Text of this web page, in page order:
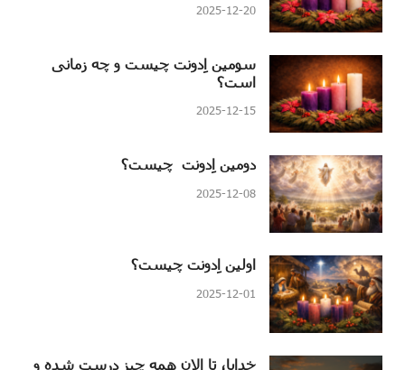
2025-12-20
سومین اِدونت چیست و چه زمانی
است؟
2025-12-15
دومین اِدونت چیست؟
2025-12-08
اولین اِدونت چیست؟
2025-12-01
خدایا، تا الان همه چیز درست شده و